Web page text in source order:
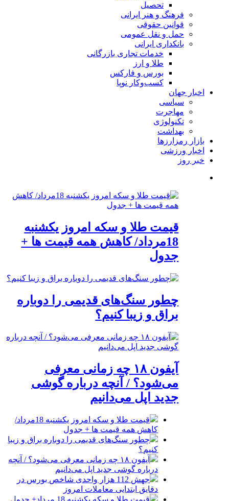
تحصیل
فرهنگ و هنر ایرانی
قوانین حقوقی
حمل و نقل عمومی
بانکداری ایرانی
خدمات تجاری بازرگانی
طلا و ارز
بورس و فارکس
کسب‌وکار نوپا
اخبار جهان
سیاسی
مهاجرت
تکنولوژی
بهداشت
بازار رمزارزها
اخبار ورزشی
خبر روز
قیمت طلا و سکه امروز یکشنبه
18مرداد/ کاهش همه قیمت ها +
جدول
چطور سنگ‌های قدیمی را دوباره
براق و زیبا کنیم؟
آیفون ۱۸ چه زمانی معرفی
می‌شود؟ / آنچه درباره گوشی
جدید اپل می‌دانیم
قیمت طلا و سکه امروز یکشنبه 18مرداد/
کاهش همه قیمت ها + جدول
چطور سنگ‌های قدیمی را دوباره براق و زیبا
کنیم؟
آیفون ۱۸ چه زمانی معرفی می‌شود؟ / آنچه
درباره گوشی جدید اپل می‌دانیم
جهش 112 هزار واحدی شاخص بورس در
دقایق ابتدایی معاملات امروز